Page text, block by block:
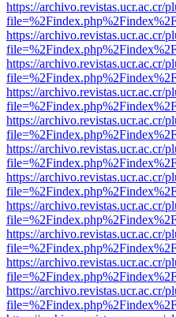
https://archivo.revistas.ucr.ac.cr/
https://archivo.revistas.ucr.ac.cr/
https://archivo.revistas.ucr.ac.cr/
https://archivo.revistas.ucr.ac.cr/
https://archivo.revistas.ucr.ac.cr/
https://archivo.revistas.ucr.ac.cr/
https://archivo.revistas.ucr.ac.cr/
https://archivo.revistas.ucr.ac.cr/
https://archivo.revistas.ucr.ac.cr/
https://archivo.revistas.ucr.ac.cr/
https://archivo.revistas.ucr.ac.cr/